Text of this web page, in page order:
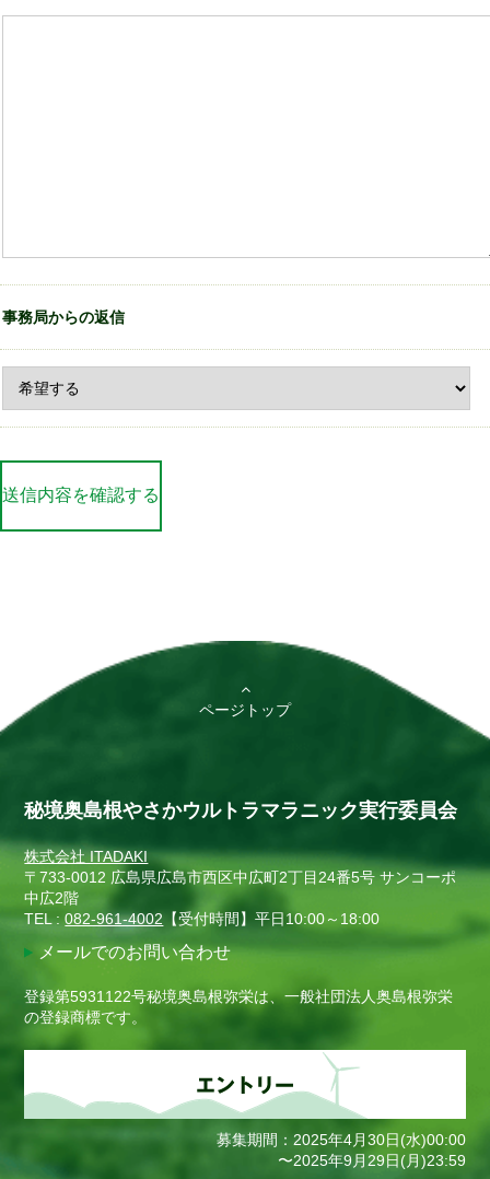
事務局からの返信
ページトップ
秘境奥島根やさかウルトラマラニック実行委員会
株式会社 ITADAKI
〒733-0012 広島県広島市西区中広町2丁目24番5号 サンコーポ
中広2階
TEL :082-961-4002 【受付時間】平日10:00～18:00
メールでのお問い合わせ
登録第5931122号秘境奥島根弥栄は、一般社団法人奥島根弥栄
の登録商標です。
募集期間：2025年4月30日(水)00:00
〜2025年9月29日(月)23:59